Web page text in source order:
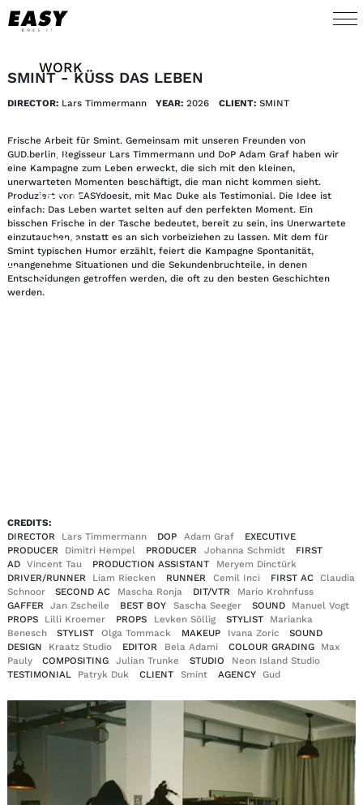
WORK
TALENTS
AI
ABOUT
NEWS
SHOP
SMINT - KÜSS DAS LEBEN
DIRECTOR: Lars Timmermann YEAR:2026 CLIENT:SMINT
Frische Arbeit für Smint. Gemeinsam mit unseren Freunden von
GUD.berlin, Regisseur Lars Timmermann und DoP Adam Graf haben wir
eine Kampagne zum Leben erweckt, die sich mit den kleinen,
unerwarteten Momenten beschäftigt, die man nicht kommen sieht.
Produziert von EASYdoesit, mit Mac Duke als Testimonial. Die Idee ist
einfach: Das Leben wartet selten auf den perfekten Moment. Ein
bisschen Frische in der Tasche bedeutet, bereit zu sein, ins Unerwartete
einzutauchen, anstatt es an sich vorbeiziehen zu lassen. Mit dem für
Smint typischen Humor erzählt, feiert die Kampagne Spontanität,
unangenehme Situationen und die Sekundenbruchteile, in denen
Entscheidungen getroffen werden, die oft zu den besten Geschichten
werden.
CREDITS:
DIRECTOR
Lars Timmermann DOP Adam Graf
EXECUTIVE
PRODUCER
Dimitri Hempel PRODUCER Johanna Schmidt
FIRST
AD
Vincent Tau PRODUCTION ASSISTANT
Meryem Dinctürk
DRIVER/RUNNER
Liam Riecken RUNNER Cemil Inci FIRST AC
Claudia
Schnoor
SECOND AC Mascha Ronja DIT/VTR
Mario Krohnfuss
GAFFER
Jan Zscheile BEST BOY Sascha Seeger SOUND
Manuel Vogt
PROPS
Lilli Kroemer PROPS Levken Söllig STYLIST
Marianka
Benesch
STYLIST Olga Tommack MAKEUP Ivana Zoric
SOUND
DESIGN
Kraatz Studio EDITOR Bela Adami COLOUR GRADING
Max
Pauly
COMPOSITING Julian Trunke STUDIO
Neon Island Studio
TESTIMONIAL
Patryk Duk CLIENT Smint AGENCY Gud